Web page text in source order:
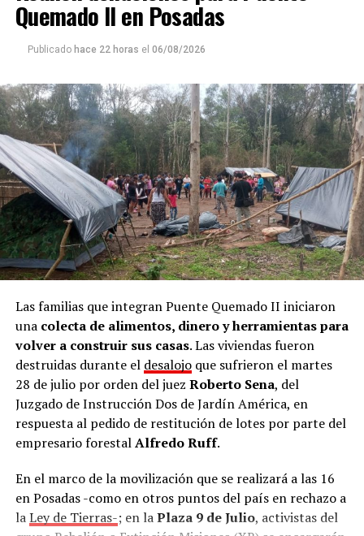
Quemado II en Posadas
Publicado hace 22 horas el 06/08/2026
Las familias que integran Puente Quemado II iniciaron
unacolecta de alimentos, dinero y herramientas para
volver a construir sus casas. Las viviendas fueron
destruidas durante el desalojoque sufrieron el martes
28 de julio por orden del juez Roberto Sena, del
Juzgado de Instrucción Dos de Jardín América, en
respuesta al pedido de restitución de lotes por parte del
empresario forestalAlfredo Ruff.
En el marco de la movilización que se realizará a las 16
en Posadas -como en otros puntos del país en rechazo a
laLey de Tierras-; en laPlaza 9 de Julio, activistas del